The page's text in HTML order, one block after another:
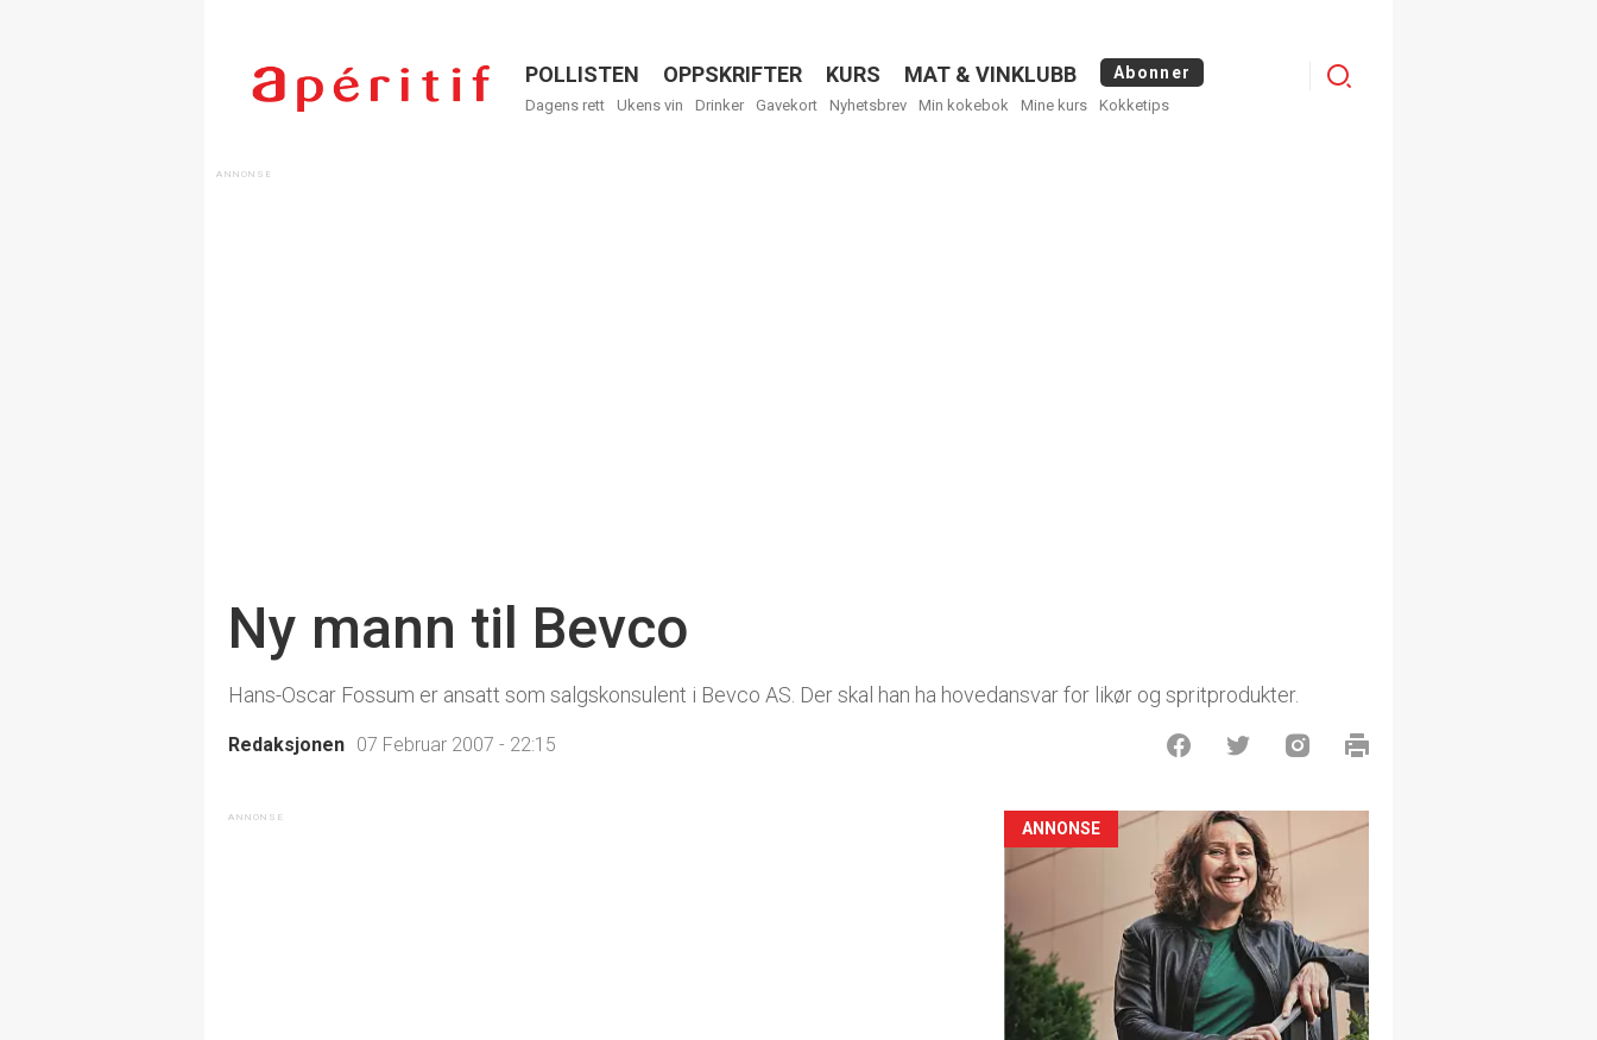
Menu
POLLISTEN OPPSKRIFTER KURS MAT & VINKLUBB Abonner
Dagens rett Ukens vin Drinker Gavekort Nyhetsbrev Min kokebok Mine kurs Kokketips
Logg
Ny mann til Bevco
Hans-Oscar Fossum er ansatt som salgskonsulent i Bevco AS. Der skal han ha hovedansvar for likør og spritprodukter.
Redaksjonen 07 Februar 2007 - 22:15
ANNONSE